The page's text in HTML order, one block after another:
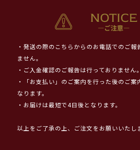
・発送の際のこちらからのお電話でのご報
ません。
・ご入金確認のご報告は行っておりません。
・「お支払い」のご案内を行った後のご案
なります。
・お届けは最短で4日後となります。
以上をご了承の上、ご注文をお願いいたし